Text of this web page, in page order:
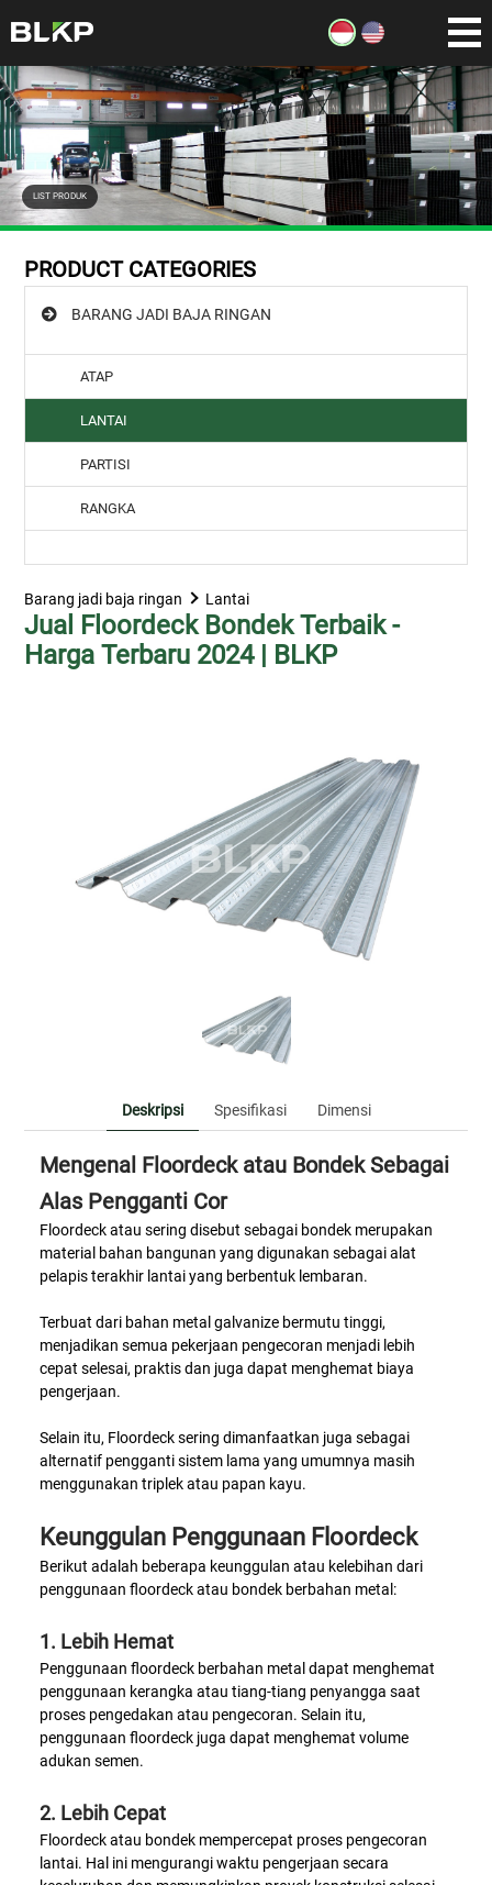
LIST PRODUK
PRODUCT CATEGORIES
BARANG JADI BAJA RINGAN
ATAP
LANTAI
PARTISI
RANGKA
Barang jadi baja ringan Lantai
Jual Floordeck Bondek Terbaik -
Harga Terbaru 2024 | BLKP
Deskripsi Spesifikasi Dimensi
Mengenal Floordeck atau Bondek Sebagai
Alas Pengganti Cor
Floordeck atau sering disebut sebagai bondek merupakan
material bahan bangunan yang digunakan sebagai alat
pelapis terakhir lantai yang berbentuk lembaran.
Terbuat dari bahan metal galvanize bermutu tinggi,
menjadikan semua pekerjaan pengecoran menjadi lebih
cepat selesai, praktis dan juga dapat menghemat biaya
pengerjaan.
Selain itu, Floordeck sering dimanfaatkan juga sebagai
alternatif pengganti sistem lama yang umumnya masih
menggunakan triplek atau papan kayu.
Keunggulan Penggunaan Floordeck
Berikut adalah beberapa keunggulan atau kelebihan dari
penggunaan floordeck atau bondek berbahan metal:
1. Lebih Hemat
Penggunaan floordeck berbahan metal dapat menghemat
penggunaan kerangka atau tiang-tiang penyangga saat
proses pengedakan atau pengecoran. Selain itu,
penggunaan floordeck juga dapat menghemat volume
adukan semen.
2. Lebih Cepat
Floordeck atau bondek mempercepat proses pengecoran
lantai. Hal ini mengurangi waktu pengerjaan secara